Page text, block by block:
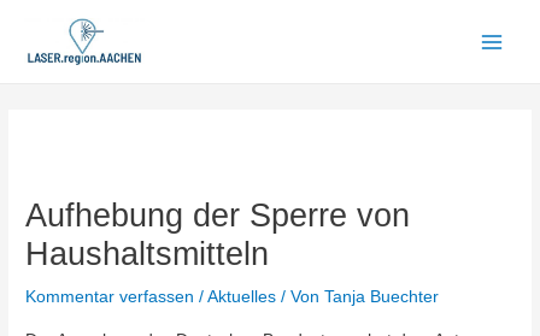
Aufhebung der Sperre von
Haushaltsmitteln
Kommentar verfassen /Aktuelles / VonTanja Buechter